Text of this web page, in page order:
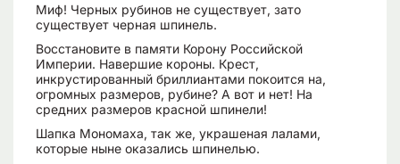
Миф! Черных рубинов не существует, зато
существует черная шпинель.
Восстановите в памяти Корону Российской
Империи. Навершие короны. Крест,
инкрустированный бриллиантами покоится на,
огромных размеров, рубине? А вот и нет! На
средних размеров красной шпинели!
Шапка Мономаха, так же, украшеная лалами,
которые ныне оказались шпинелью.